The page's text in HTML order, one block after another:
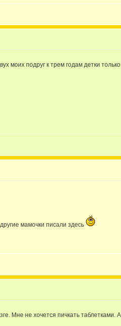
моих подруг к трем годам детки
мамочки писали здесь
Мне не хочется пичкать таблетками.